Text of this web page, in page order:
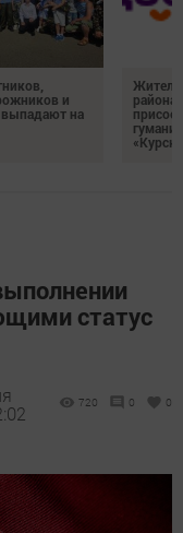
и
на
района
статус
720 0 0